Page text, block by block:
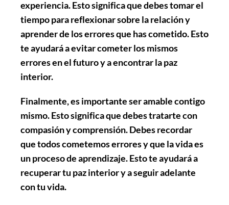
experiencia. Esto significa que debes tomar el
tiempo para reflexionar sobre la relación y
aprender de los errores que has cometido. Esto
te ayudará a evitar cometer los mismos
errores en el futuro y a encontrar la paz
interior.
Finalmente, es importanteser amable contigo
mismo. Esto significa que debes tratarte con
compasión y comprensión. Debes recordar
que todos cometemos errores y que la vida es
un proceso de aprendizaje. Esto te ayudará a
recuperar tu paz interior y a seguir adelante
con tu vida.